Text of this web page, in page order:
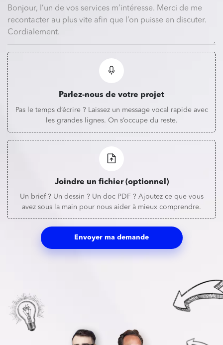
Parlez-nous de votre projet
Pas le temps d’écrire ? Laissez un message vocal rapide avec
les grandes lignes. On s’occupe du reste.
Joindre un fichier (optionnel)
Un brief ? Un dessin ? Un doc PDF ? Ajoutez ce que vous
avez sous la main pour nous aider à mieux comprendre.
Envoyer ma demande